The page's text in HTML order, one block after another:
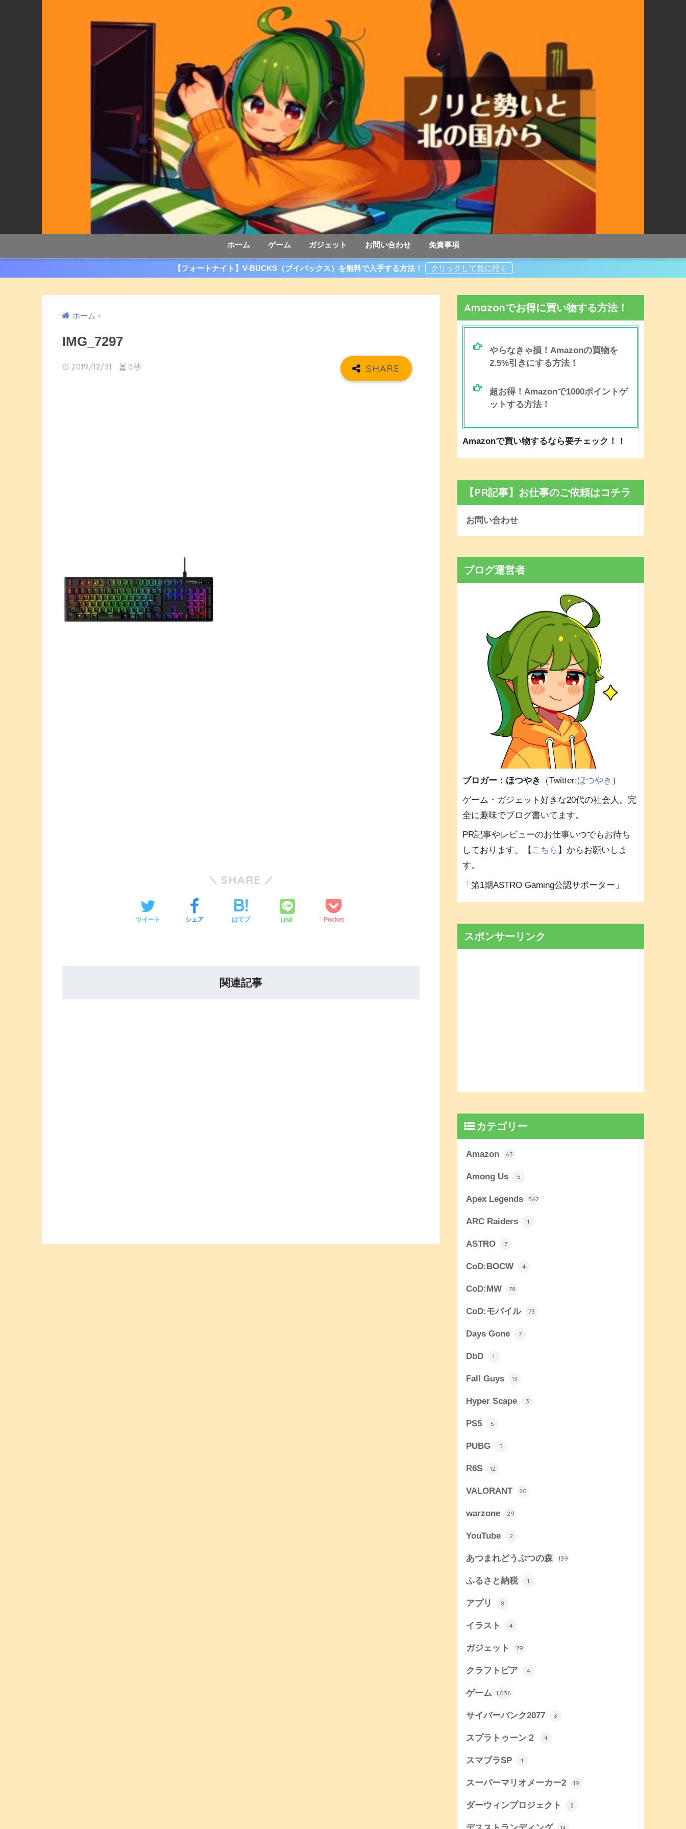
ホーム ゲーム ガジェット お問い合わせ 免責事項
【フォートナイト】V-BUCKS（ブイバックス）を無料で入手する方法！
ホーム
IMG_7297
2019/12/31 0秒
SHARE
ツイート シェア はてブ LINE Pocket
関連記事
Amazonでお得に買い物する方法！
やらなきゃ損！Amazonの買物を
2.5%引きにする方法！
超お得！Amazonで1000ポイントゲ
ットする方法！
Amazonで買い物するなら要チェック！！
【PR記事】お仕事のご依頼はコチラ
お問い合わせ
ブログ運営者
ブロガー：ほつやき （Twitter:ほつやき ）
ゲーム・ガジェット好きな20代の社会人。完
全に趣味でブログ書いてます。
PR記事やレビューのお仕事いつでもお待ち
しております。【 こちら 】からお願いしま
す。
「第1期ASTRO Gaming公認サポーター」
スポンサーリンク
カテゴリー
Amazon 63
Among Us 5
Apex Legends 362
ARC Raiders 1
ASTRO 7
CoD:BOCW 4
CoD:MW 78
CoD:モバイル 73
Days Gone 7
DbD 1
Fall Guys 13
Hyper Scape 3
PS5 5
PUBG 5
R6S 12
VALORANT 20
warzone 29
YouTube 2
あつまれどうぶつの森 139
ふるさと納税 1
アプリ 8
イラスト 4
ガジェット 79
クラフトピア 4
ゲーム 1,036
サイバーパンク2077 3
スプラトゥーン２ 4
スマブラSP 1
スーパーマリオメーカー2 19
ダーウィンプロジェクト 3